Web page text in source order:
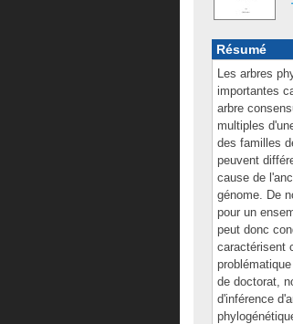
Résumé
Les arbres
importantes
arbre
multiples
des familles
peuvent
cause de
génome. De
pour un
peut donc
caractérisent
de doctorat,
d'inférence